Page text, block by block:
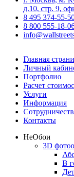
д.10, стр. 9,
8 495 374-55-
8 800 555-18-
Главная
Личный
Портфолио
Расчет
Услуги
Информация
Контакты
НеОбои
3D
В